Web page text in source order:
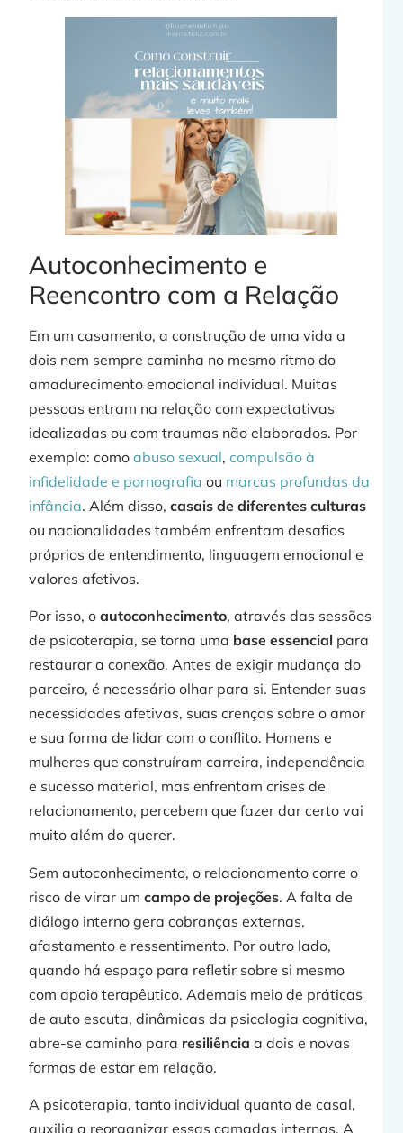
Autoconhecimento e
Reencontro com a Relação
Em um casamento, a construção de uma vida a
dois nem sempre caminha no mesmo ritmo do
amadurecimento emocional individual. Muitas
pessoas entram na relação com expectativas
idealizadas ou com traumas não elaborados. Por
exemplo: comoabuso sexual,compulsão à
infidelidade e pornografia ou marcas profundas da
infância. Além disso, casais de diferentes culturas
ou nacionalidades também enfrentam desafios
próprios de entendimento, linguagem emocional e
valores afetivos.
Por isso, oautoconhecimento, através das sessões
de psicoterapia, se torna uma base essencial para
restaurar a conexão. Antes de exigir mudança do
parceiro, é necessário olhar para si. Entender suas
necessidades afetivas, suas crenças sobre o amor
e sua forma de lidar com o conflito. Homens e
mulheres que construíram carreira, independência
e sucesso material, mas enfrentam crises de
relacionamento, percebem que fazer dar certo vai
muito além do querer.
Sem autoconhecimento, o relacionamento corre o
risco de virar umcampo de projeções. A falta de
diálogo interno gera cobranças externas,
afastamento e ressentimento. Por outro lado,
quando há espaço para refletir sobre si mesmo
com apoio terapêutico. Ademais meio de práticas
de auto escuta, dinâmicas da psicologia cognitiva,
abre-se caminho para resiliência a dois e novas
formas de estar em relação.
A psicoterapia, tanto individual quanto de casal,
auxilia a reorganizar essas camadas internas. A